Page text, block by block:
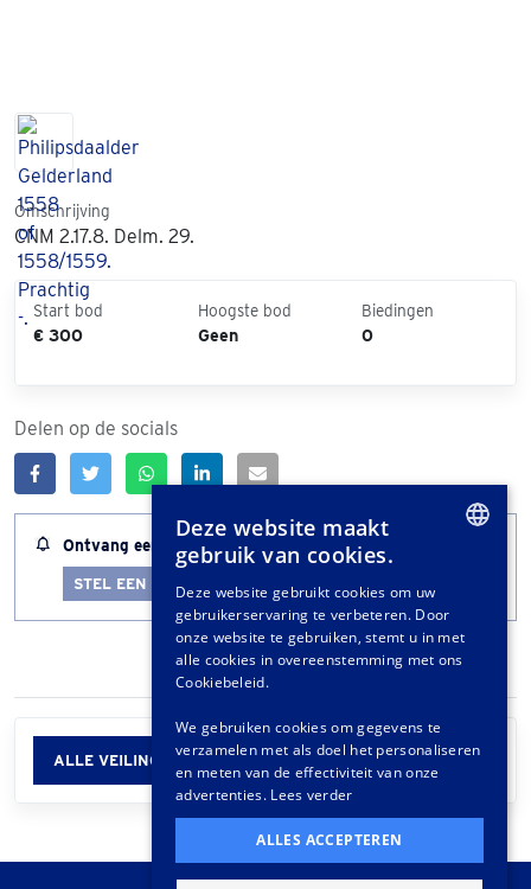
Omschrijving
CNM 2.17.8. Delm. 29.
Start bod
€ 300
Hoogste bod
Geen
Biedingen
0
Delen op de socials
Ontvang een melding wanneer dit kavel bijna afloopt
STEL EEN LOTALERT IN
ALLE VEILINGINFORMATIE
GERMAN
FRENCH
Deze website maakt
gebruik van cookies.
Deze website gebruikt cookies om uw
gebruikerservaring te verbeteren. Door
onze website te gebruiken, stemt u in met
alle cookies in overeenstemming met ons
Cookiebeleid.
We gebruiken cookies om gegevens te
verzamelen met als doel het personaliseren
en meten van de effectiviteit van onze
advertenties. Lees verder
ALLES ACCEPTEREN